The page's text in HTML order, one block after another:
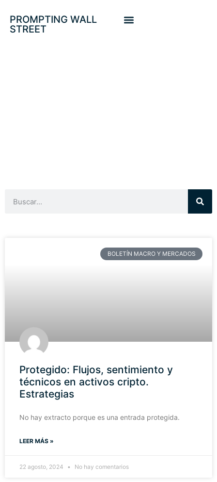
PROMPTING WALL
STREET
BOLETÍN MACRO Y MERCADOS
Protegido: Flujos, sentimiento y
técnicos en activos cripto.
Estrategias
No hay extracto porque es una entrada protegida.
LEER MÁS »
22 agosto, 2024 No hay comentarios